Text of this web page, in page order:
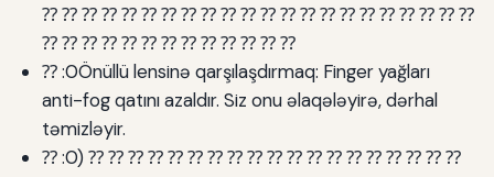
⁇ ⁇ ⁇ ⁇ ⁇ ⁇ ⁇ ⁇ ⁇ ⁇ ⁇ ⁇ ⁇ ⁇ ⁇ ⁇ ⁇ ⁇ ⁇ ⁇ ⁇ ⁇
⁇ ⁇ ⁇ ⁇ ⁇ ⁇ ⁇ ⁇ ⁇ ⁇ ⁇ ⁇ ⁇
⁇ :0Önüllü lensinə qarşılaşdırmaq: Finger yağları
anti-fog qatını azaldır. Siz onu əlaqələyirə, dərhal
təmizləyir.
⁇ :0) ⁇ ⁇ ⁇ ⁇ ⁇ ⁇ ⁇ ⁇ ⁇ ⁇ ⁇ ⁇ ⁇ ⁇ ⁇ ⁇ ⁇ ⁇ ⁇